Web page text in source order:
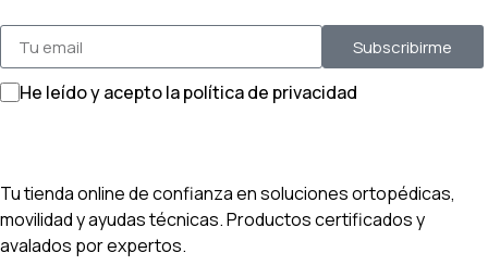
He leído y acepto la política de privacidad
Subscribirme
Tu tienda online de confianza en soluciones ortopédicas,
movilidad y ayudas técnicas. Productos certificados y
avalados por expertos.